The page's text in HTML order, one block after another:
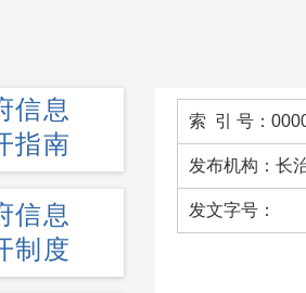
指南
信息
制度
索 引 号：
发布机构：长
发文字号：